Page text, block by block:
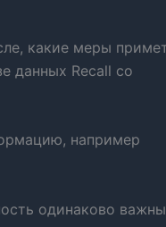
какие меры
данных Recall со
например
одинаково